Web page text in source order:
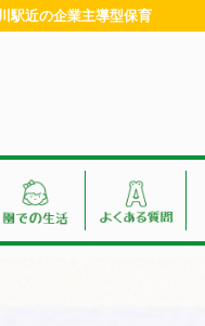
近の企業主導型保育